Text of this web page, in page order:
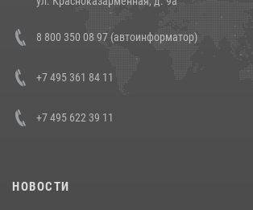
В Росгвардии прошла военно-научная
боевого опыта
8 800 350 08 97 (автоинформатор)
+7 495 361 84 11
+7 495 622 39 11
НОВОСТИ